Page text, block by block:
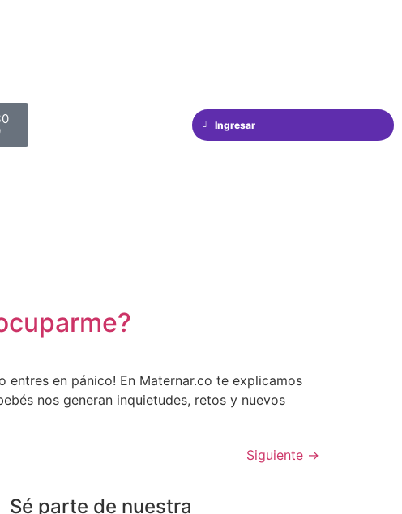
0 Ingresar
entres en pánico! En Maternar.co te explicamos
nos generan inquietudes, retos y nuevos
Siguiente →
Sé parte de nuestra